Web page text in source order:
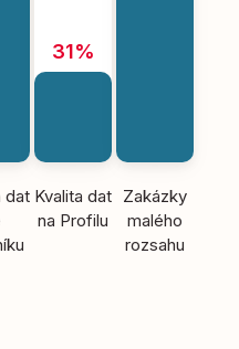
dat
31%
Kvalita dat
na Profilu
Zakázky
malého
rozsahu